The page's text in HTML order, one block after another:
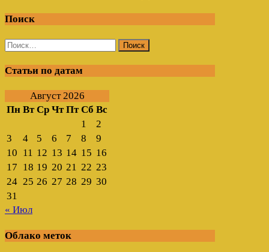
Поиск
Найти:
Статьи по датам
Август 2026
Пн Вт Ср Чт Пт Сб Вс
1
2
3
4 5 6 7 8
9
10 11 12 13 14 15 16
17 18 19 20 21 22 23
24 25 26 27 28 29 30
31
« Июл
Облако меток